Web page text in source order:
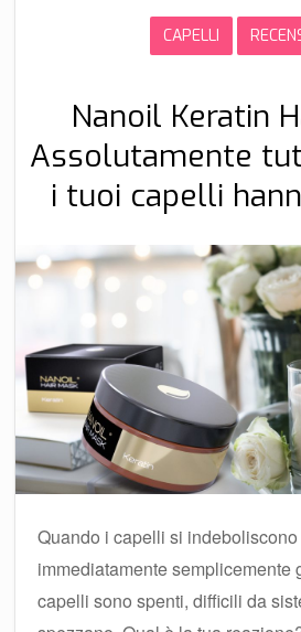
CAPELLI
Nanoil Keratin
Assolutamente
i tuoi capelli
Quando i capelli si
immediatamente semplicemente
capelli sono spenti, difficili da